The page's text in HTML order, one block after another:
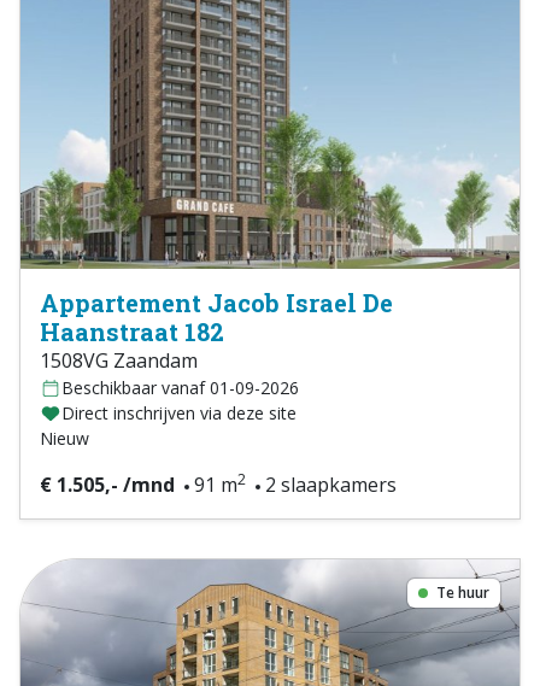
Appartement Jacob Israel De
Haanstraat 182
1508VG Zaandam
Beschikbaar vanaf 01-09-2026
Direct inschrijven via deze site
Nieuw
€ 1.505,- /mnd 91 m2 2 slaapkamers
Te huur